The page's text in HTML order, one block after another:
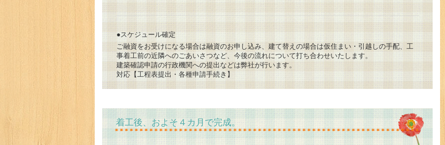
●スケジュール確定
ご融資をお受けになる場合は融資のお申し込み、建て替えの場合は仮住まい・引越しの手配、工
事着工前の近隣へのごあいさつなど、今後の流れについて打ち合わせいたします。
建築確認申請の行政機関への提出などは弊社が行います。
対応【工程表提出・各種申請手続き】
着工後、およそ４カ月で完成。